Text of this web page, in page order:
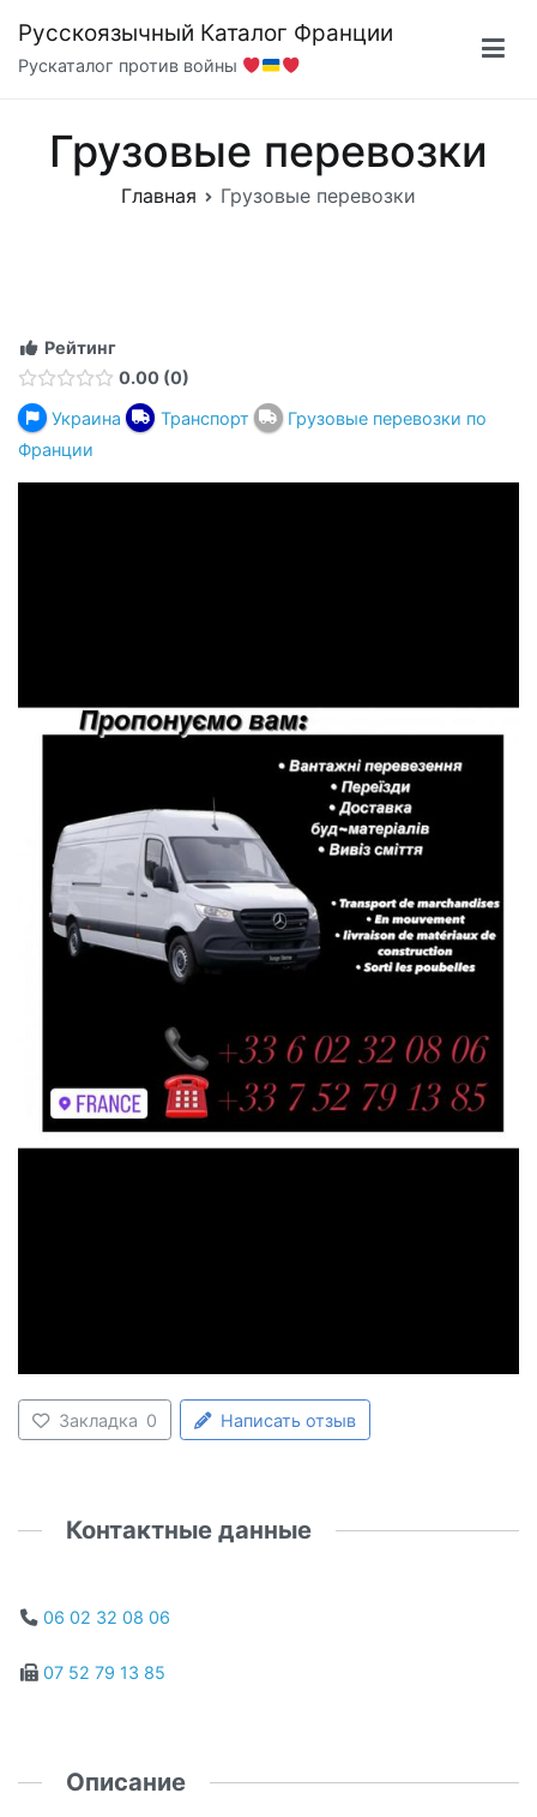
содержимому
Русскоязычный Каталог Франции
Рускаталог против войны
Грузовые перевозки
Главная Грузовые перевозки
Рейтинг
0.00 0
Украина
Транспорт
Грузовые перевозки по
Франции
Закладка 0 Написать отзыв
Контактные данные
06 02 32 08 06
07 52 79 13 85
Описание